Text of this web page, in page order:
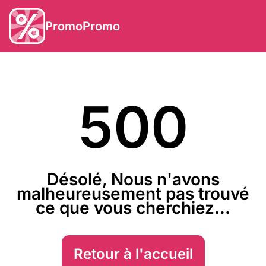
PromoPromo
500
Désolé, Nous n'avons
malheureusement pas trouvé
ce que vous cherchiez...
Retour à l'accueil